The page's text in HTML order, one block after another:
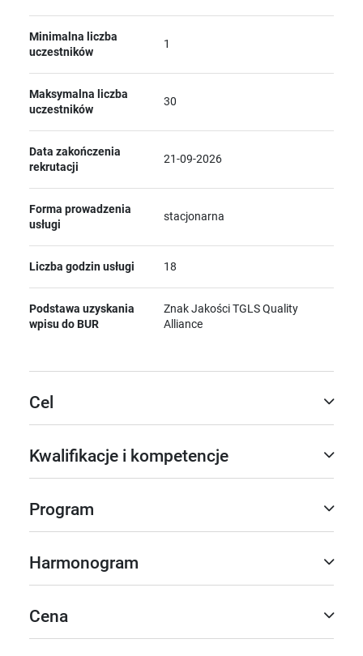
Minimalna liczba
uczestników
1
Maksymalna liczba
uczestników
30
Data zakończenia
rekrutacji
21-09-2026
Forma prowadzenia
usługi
stacjonarna
Liczba godzin usługi 18
Podstawa uzyskania
wpisu do BUR
Znak Jakości TGLS Quality
Alliance
Cel
Kwalifikacje i kompetencje
Program
Harmonogram
Cena